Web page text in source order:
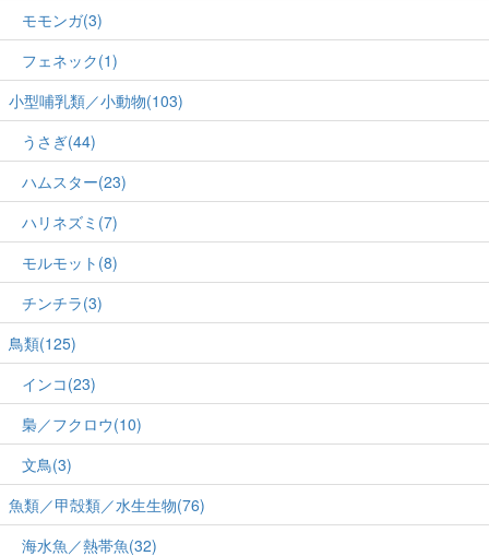
モモンガ(3)
フェネック(1)
小型哺乳類／小動物(103)
うさぎ(44)
ハムスター(23)
ハリネズミ(7)
モルモット(8)
チンチラ(3)
鳥類(125)
インコ(23)
梟／フクロウ(10)
文鳥(3)
魚類／甲殻類／水生生物(76)
海水魚／熱帯魚(32)